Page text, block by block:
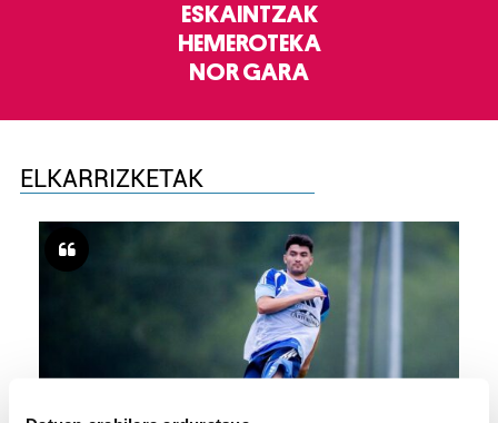
ESKAINTZAK
HEMEROTEKA
NOR GARA
ELKARRIZKETAK